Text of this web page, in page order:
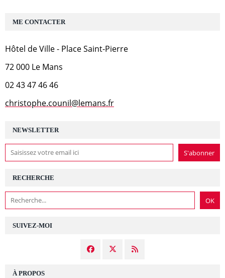
NEWSLETTER
SUIVEZ-MOI
RECHERCHE
À PROPOS
ME CONTACTER
Hôtel de Ville - Place Saint-Pierre
72 000 Le Mans
02 43 47 46 46
christophe.counil@lemans.fr